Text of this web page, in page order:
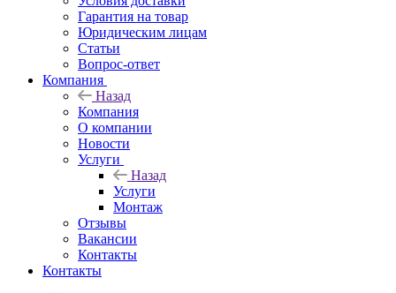
Гарантия на товар
Юридическим лицам
Статьи
Вопрос-ответ
Компания
Назад
Компания
О компании
Новости
Услуги
Назад
Услуги
Монтаж
Отзывы
Вакансии
Контакты
Контакты